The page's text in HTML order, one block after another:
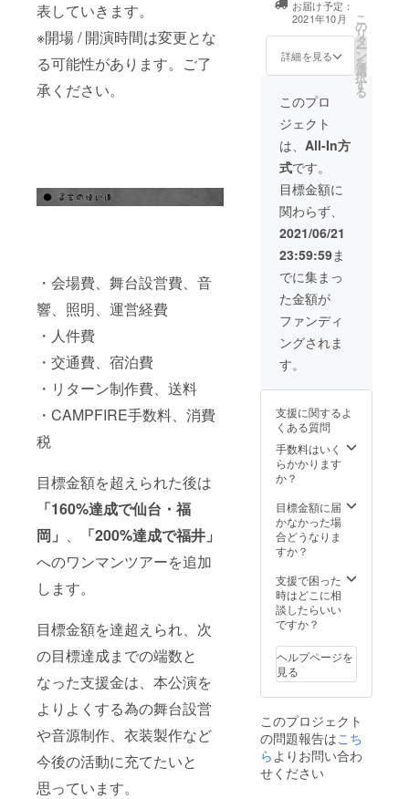
表していきます。
※開場 / 開演時間は変更とな
る可能性があります。ご了
承ください。
・会場費、舞台設営費、音
響、照明、運営経費
・人件費
・交通費、宿泊費
・リターン制作費、送料
・CAMPFIRE手数料、消費
税
目標金額を超えられた後は
「160%達成で仙台・福
岡」 、 「200%達成で福井」
へのワンマンツアーを追加
します。
目標金額を達超えられ、次
の目標達成までの端数と
なった支援金は、本公演を
よりよくする為の舞台設営
や音源制作、衣装製作など
今後の活動に充てたいと
思っています。
華那と2人でオン
ライン飲み会、
歩〜東京編〜の
開催を持って完
編〜当日、止む
を得ず支援者様
が参加出来な
かった場合で
かねますので予
めご了承くださ
い。 ※送料込み
の金額です。 ※
このリターンに
つきましては商
品の発送、
1on1&2ショッ
トチェキ撮影、
華那と2人でオン
リアル華那散
歩〜大阪編〜の
開催を持って完
了とします。
歩〜仙台編〜は
仙台ライブ当日8
月15日(日)もし
くは前日14日
で仙台市内で行
う予定です。 ※
リアル華那散
歩〜仙台編〜は
本プロジェクト
が目標金額に達
成していなくて
も決行致しま
す。その場合、
リアル華那散
歩〜仙台編〜は
本プロジェクト
のツアー日程終
了後に仙台市内
で行う予定で
す。 ※支援者様
の交通費は支援
者様のご負担と
なります。 ※支
援者様の飲食費
のご負担はござ
いません。 ※リ
アル華那散歩〜
仙台編〜当日、
止むを得ず支援
者様が参加出来
なかった場合で
払い戻しは致し
かねますので予
めご了承くださ
い。 ※送料込み
このリターンに
つきましては商
品の発送、
1on1&2ショッ
華那と2人でオン
ライン飲み会、
リアル華那散
歩〜仙台編〜の
了とします。
下さいますと幸
いです。 ※華那
と2人でオンライ
ン飲み会は本プ
ロジェクトのツ
アー日程終了後
に開催予定で
す。 ※華那と2人
でオンライン飲
み会開催日に関
しまして後日5つ
ほど予定日を提
案致します。 ※
リアル華那散
歩〜福岡編〜は
福岡ライブ当日8
月20日(金)もし
くは前日19日
(木)、翌日21日
(土)のいずれか
で福岡市内で行
う予定です。 ※
リアル華那散
歩〜福岡編〜は
本プロジェクト
が目標金額に達
成していなくて
す。その場合、
リアル華那散
歩〜福岡編〜は
本プロジェクト
のツアー日程終
了後に福岡市内
で行う予定で
す。 ※支援者様
の交通費は支援
者様のご負担と
なります。 ※支
援者様の飲食費
のご負担はござ
いません。 ※リ
アル華那散歩〜
福岡編〜当日、
止むを得ず支援
者様が参加出来
なかった場合で
も、ご支援金の
かねますので予
めご了承くださ
い。 ※送料込み
の金額です。 ※
このリターンに
支援金の払い戻
しは致しかねま
すので予めご了
承ください。 ※
クラウドファン
ディング終了後
にどこの会場で
どこの会場で
1on1&2ショッ
トチェキ撮影を
行いたいかのア
ンケートのメッ
セージをお送り
します。ご協力
下さいますと幸
いです。 ※華那
と2人でオンライ
ン飲み会は本プ
ロジェクトのツ
アー日程終了後
に開催予定で
す。 ※華那と2人
でオンライン飲
み会開催日に関
しまして後日5つ
ほど予定日を提
案致します。 ※
歩〜福井編〜は
福井ライブ当日8
月27日(金)もし
くは前日26日
(木)、翌日29日
(土)のいずれか
で福井市内で行
う予定です。 ※
リアル華那散
歩〜福井編〜は
本プロジェクト
が目標金額に達
成していなくて
も決行致しま
す。その場合、
リアル華那散
歩〜福井編〜は
本プロジェクト
のツアー日程終
す。 ※支援者様
の交通費は支援
者様のご負担と
なります。 ※支
援者様の飲食費
をもって完了と
なります。
ライン飲み会 ・
リアル華那散歩
ショットチェキ
付) →運転手付
コイイ車でお出
迎えドライブ
→到着まではフ
リートークetc…
→素敵な景色
を見ながらディ
ナー →ドキド
キワクワクサプ
ライズあり →
思い出2ショット
チェキ付き
※DVDはDVD-R
でのお届けとな
ります。
※1on1&2ショッ
トチェキ撮影本
プロジェクトの
ツアー箇所のみ
有効です。
トチェキ撮影は
各ライブ前に行
います。時間は
後日連絡いたし
ます。 ※1on1に
は必ず身分証を
ご提示くださ
だけない場合は
ご参加いただけ
ません。
※1on1&2ショッ
参加出来なかっ
た場合でも、ご
支援金の払い戻
しは致しかねま
承ください。 ※
クラウドファン
ディング終了後
にどこの会場で
どこの会場で
1on1&2ショッ
トチェキ撮影を
行いたいかのア
ンケートのメッ
シリコンバンド
・Live映像ダイ
ジェスト&各ツ
アー先でのメン
ショットDVD ・
華那のツアー期
間中のランダム
チェキ(5枚のう
ち1枚はクラウド
ファンディング
限定) ・1on1&2
ショットチェキ
撮影 ・華那と2
人でオンライン
飲み会 ・リアル
屋編〜(2ショッ
トチェキ付)
※DVDはDVD-R
でのお届けとな
ります。
※1on1&2ショッ
トチェキ撮影本
プロジェクトの
ツアー箇所のみ
有効です。
※1on1&2ショッ
トチェキ撮影は
各ライブ前に行
います。時間は
後日連絡いたし
ます。 ※1on1に
ご提示くださ
い。ご提示いた
だけない場合は
ご参加いただけ
※1on1&2ショッ
トチェキ撮影に
参加出来なかっ
た場合でも、ご
しは致しかねま
すので予めご了
承ください。 ※
クラウドファン
ディング終了後
にどこの会場で
どこの会場で
1on1&2ショッ
トチェキ撮影を
行いたいかのア
お届け予定：
2021年10月
詳細を見る
こ
の
リ
タ
ー
ン
を
選
択
す
る
このプロ
ジェクト
は、 All-In方
式です。
目標金額に
関わらず、
2021/06/21
23:59:59ま
でに集まっ
た金額が
ファンディ
ングされま
す。
支援に関するよ
くある質問
手数料はいく
らかかります
か？
目標金額に届
かなかった場
合どうなりま
すか？
支援で困った
時はどこに相
談したらいい
ですか？
ヘルプページを
見る
このプロジェクト
の問題報告はこち
らよりお問い合わ
せください